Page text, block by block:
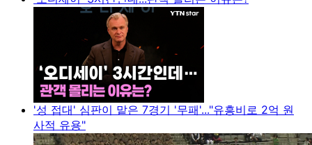
'성 접대' 심판이 맡은 7경기 '무패'..."유흥비로 2억 원
사적 유용"